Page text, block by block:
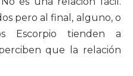
pero al final, alguno, o
Escorpio tienden a
que la relación